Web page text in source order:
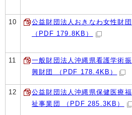
10
公益財団法人おきなわ女性財団
（PDF 179.8KB）
11
一般財団法人沖縄県看護学術振
興財団 （PDF 178.4KB）
12
公益財団法人沖縄県保健医療福
祉事業団 （PDF 285.3KB）